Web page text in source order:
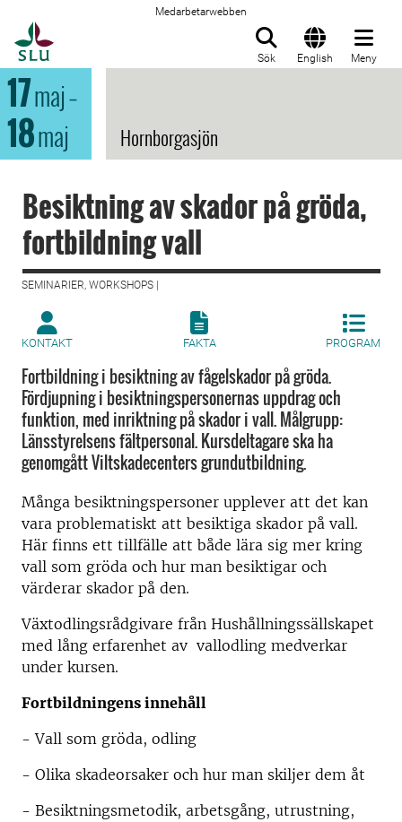
Medarbetarwebben
Sök English Meny
17maj–
18maj Hornborgasjön
Besiktning av skador på gröda,
fortbildning vall
SEMINARIER, WORKSHOPS |
KONTAKT FAKTA PROGRAM
Fortbildning i besiktning av fågelskador på gröda.
Fördjupning i besiktningspersonernas uppdrag och
funktion, med inriktning på skador i vall. Målgrupp:
Länsstyrelsens fältpersonal. Kursdeltagare ska ha
genomgått Viltskadecenters grundutbildning.
Många besiktningspersoner upplever att det kan
vara problematiskt att besiktiga skador på vall.
Här finns ett tillfälle att både lära sig mer kring
vall som gröda och hur man besiktigar och
värderar skador på den.
Växtodlingsrådgivare från Hushållningssällskapet
med lång erfarenhet av vallodling medverkar
under kursen.
Fortbildningens innehåll
- Vall som gröda, odling
- Olika skadeorsaker och hur man skiljer dem åt
- Besiktningsmetodik, arbetsgång, utrustning,